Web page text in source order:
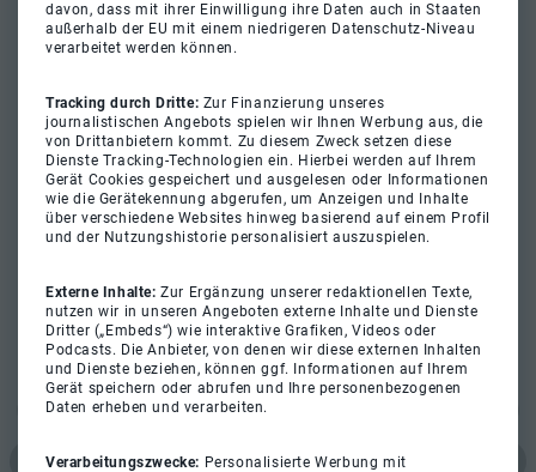
davon, dass mit ihrer Einwilligung ihre Daten auch in Staaten
außerhalb der EU mit einem niedrigeren Datenschutz-Niveau
verarbeitet werden können.
Tracking durch Dritte: Zur Finanzierung unseres
journalistischen Angebots spielen wir Ihnen Werbung aus, die
von Drittanbietern kommt. Zu diesem Zweck setzen diese
Dienste Tracking-Technologien ein. Hierbei werden auf Ihrem
Gerät Cookies gespeichert und ausgelesen oder Informationen
wie die Gerätekennung abgerufen, um Anzeigen und Inhalte
über verschiedene Websites hinweg basierend auf einem Profil
und der Nutzungshistorie personalisiert auszuspielen.
Externe Inhalte:Zur Ergänzung unserer redaktionellen Texte,
nutzen wir in unseren Angeboten externe Inhalte und Dienste
Dritter („Embeds“) wie interaktive Grafiken, Videos oder
Podcasts. Die Anbieter, von denen wir diese externen Inhalten
und Dienste beziehen, können ggf. Informationen auf Ihrem
Gerät speichern oder abrufen und Ihre personenbezogenen
Daten erheben und verarbeiten.
Verarbeitungszwecke: Personalisierte Werbung mit